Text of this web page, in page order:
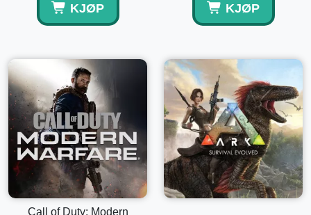
KJØP KJØP
Call of Duty: Modern